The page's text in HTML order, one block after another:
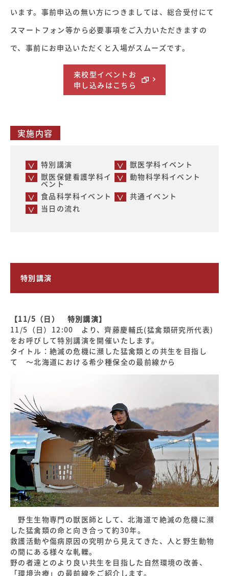
います。事前申込の無い方につきましては、総合受付にて
スマートフォン等から必要事項をご入力いただきますの
で、事前にお申込いただくと入場がスムーズです。
来校型イベントお
申し込みはこちら
実施内容
特別講演
獣医学科イベント
獣医保健看護学科イ
ベント
動物科学科イベント
食品科学科イベント
共通イベント
当日の流れ
特別講演
【11/5（日） 特別講演】
11/5（日）12:00 より、齊藤慶輔氏(猛禽類研究所代表)
をお呼びして特別講演を開催いたします。
タイトル：絶滅の危機に瀕した猛禽類との共生を目指し
て ～北海道における希少種保全の最前線から
野生生物専門の獣医師として、北海道で絶滅の危機に瀕
した猛禽類の命と向き合って約30年。
救護活動や傷病原因の究明から見えてきた、人と野生動物
の間にある様々な軋轢。
野の者達とのより良い共生を目指した自然環境の改善、
「環境治療」の最前線をご紹介します。